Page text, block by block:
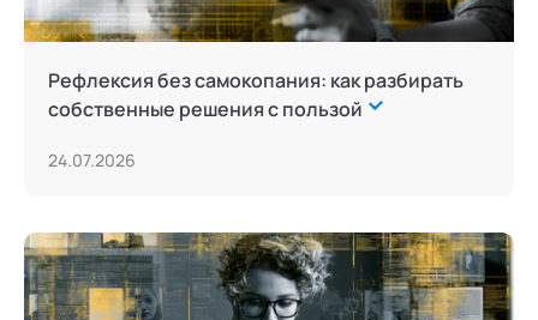
Рефлексия без самокопания: как разбирать
собственные решения с пользой
24.07.2026